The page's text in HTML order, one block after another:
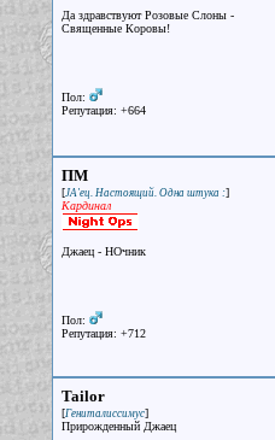
Да здравствуют Розовые Слоны -
Священные Коровы!
Пол:
Репутация: +664
ПМ
[JA'ец. Настоящий. Одна штука :]
Кардинал
Джаец - НОчник
Пол:
Репутация: +712
Tailor
[Гениталиссимус]
Прирожденный Джаец